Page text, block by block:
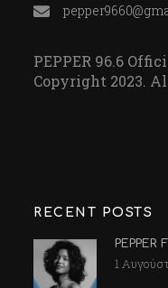
PEPPER 96.6
Copyright 2023.
RECENT POSTS
PEPPER
1